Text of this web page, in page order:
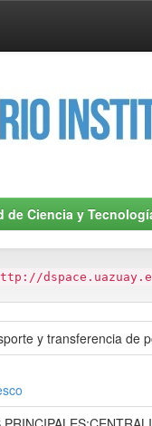
de Ciencia y
y transferencia de